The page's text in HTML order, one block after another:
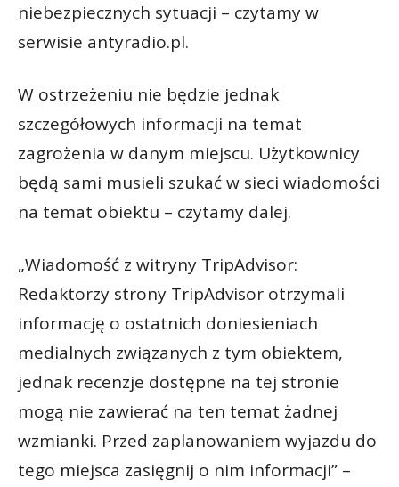
niebezpiecznych sytuacji – czytamy w
serwisie antyradio.pl.
W ostrzeżeniu nie będzie jednak
szczegółowych informacji na temat
zagrożenia w danym miejscu. Użytkownicy
będą sami musieli szukać w sieci wiadomości
na temat obiektu – czytamy dalej.
„Wiadomość z witryny TripAdvisor:
Redaktorzy strony TripAdvisor otrzymali
informację o ostatnich doniesieniach
medialnych związanych z tym obiektem,
jednak recenzje dostępne na tej stronie
mogą nie zawierać na ten temat żadnej
wzmianki. Przed zaplanowaniem wyjazdu do
tego miejsca zasięgnij o nim informacji” –